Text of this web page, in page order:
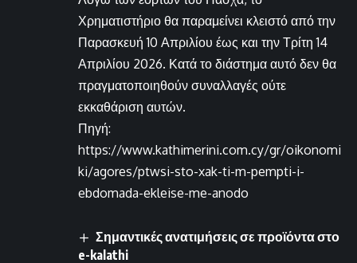
Χρηματιστήριο θα παραμείνει κλειστό από την
Παρασκευή 10 Απριλίου έως και την Τρίτη 14
Απριλίου 2026. Κατά το διάστημα αυτό δεν θα
πραγματοποιηθούν συναλλαγές ούτε
εκκαθάριση αυτών.
Πηγή:
https://www.kathimerini.com.cy/gr/oikonomi
ki/agores/ptwsi-sto-xak-ti-m-pempti-i-
ebdomada-ekleise-me-anodo
Σημαντικές ανατιμήσεις σε προϊόντα στο
e-kalathi